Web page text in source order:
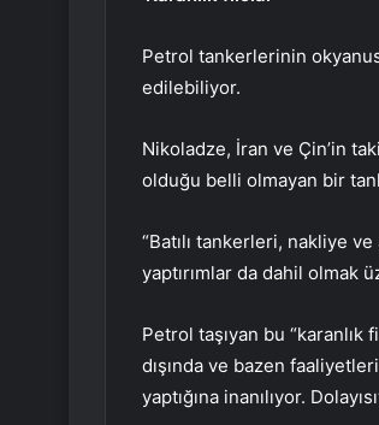
Petrol tankerlerinin
edilebiliyor.
Nikoladze, İran ve Çin’in
olduğu belli olmayan bir
“Batılı tankerleri, nakliye
yaptırımlar da dahil olmak
Petrol taşıyan bu
dışında ve bazen
yaptığına inanılıyor.